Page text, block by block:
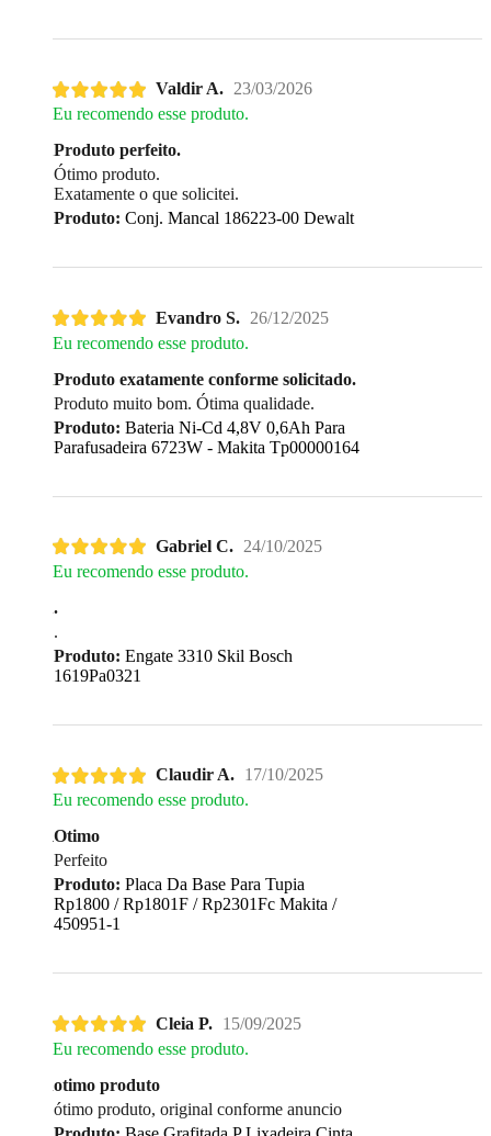
Valdir A. 23/03/2026
Eu recomendo esse produto.
Produto perfeito.
Ótimo produto.
Exatamente o que solicitei.
Produto: Conj. Mancal 186223-00 Dewalt
Evandro S. 26/12/2025
Eu recomendo esse produto.
Produto exatamente conforme solicitado.
Produto muito bom. Ótima qualidade.
Produto: Bateria Ni-Cd 4,8V 0,6Ah Para
Parafusadeira 6723W - Makita Tp00000164
Gabriel C. 24/10/2025
Eu recomendo esse produto.
.
.
Produto: Engate 3310 Skil Bosch
1619Pa0321
Claudir A. 17/10/2025
Eu recomendo esse produto.
Otimo
Perfeito
Produto: Placa Da Base Para Tupia
Rp1800 / Rp1801F / Rp2301Fc Makita /
450951-1
Cleia P. 15/09/2025
Eu recomendo esse produto.
otimo produto
ótimo produto, original conforme anuncio